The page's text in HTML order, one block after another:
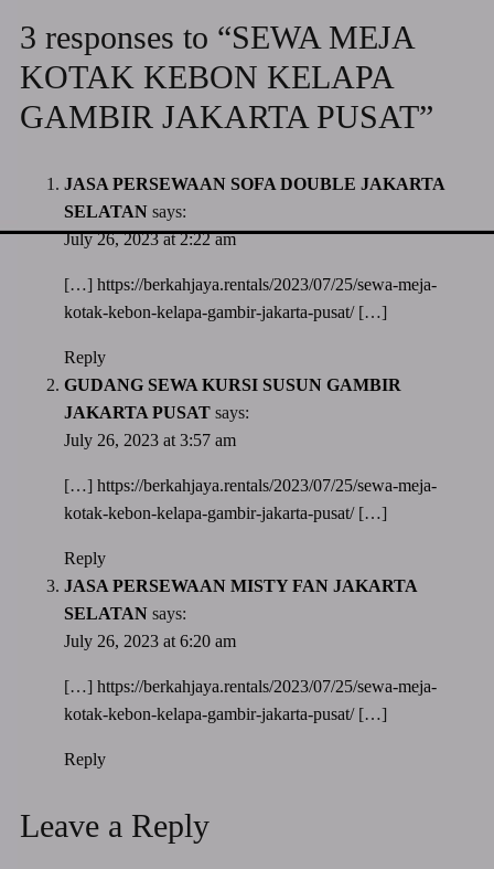
3 responses to “SEWA MEJA
KOTAK KEBON KELAPA
GAMBIR JAKARTA PUSAT”
JASA PERSEWAAN SOFA DOUBLE JAKARTA
SELATAN says:
July 26, 2023 at 2:22 am
[…] https://berkahjaya.rentals/2023/07/25/sewa-meja-
kotak-kebon-kelapa-gambir-jakarta-pusat/[…]
Reply
GUDANG SEWA KURSI SUSUN GAMBIR
JAKARTA PUSAT says:
July 26, 2023 at 3:57 am
[…] https://berkahjaya.rentals/2023/07/25/sewa-meja-
kotak-kebon-kelapa-gambir-jakarta-pusat/[…]
Reply
JASA PERSEWAAN MISTY FAN JAKARTA
SELATAN says:
July 26, 2023 at 6:20 am
[…] https://berkahjaya.rentals/2023/07/25/sewa-meja-
kotak-kebon-kelapa-gambir-jakarta-pusat/[…]
Reply
Leave a Reply